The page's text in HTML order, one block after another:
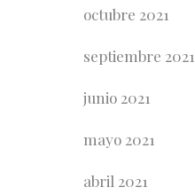
octubre 2021
septiembre 2021
junio 2021
mayo 2021
abril 2021